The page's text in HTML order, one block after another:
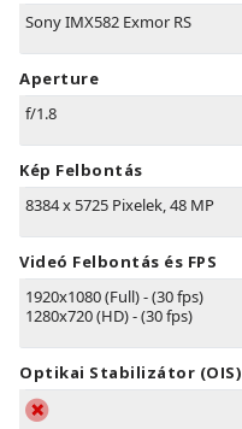
Sony IMX582 Exmor RS
Aperture
f/1.8
Kép Felbontás
8384 x 5725 Pixelek, 48 MP
Videó Felbontás és FPS
1920x1080 (Full) - (30 fps)
1280x720 (HD) - (30 fps)
Optikai Stabilizátor (OIS)